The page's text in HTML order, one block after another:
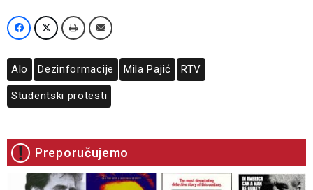
Alo Dezinformacije Mila Pajić RTV
Studentski protesti
Preporučujemo